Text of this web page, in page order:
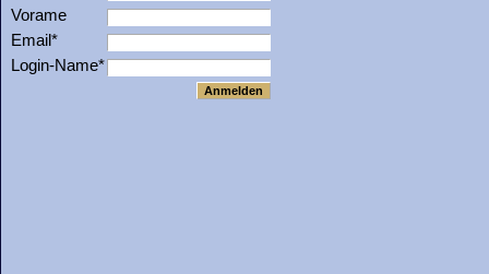
Vorame
Email*
Login-Name*